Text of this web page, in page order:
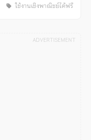
ใช้งานเชิงพาณิชย์ได้ฟรี